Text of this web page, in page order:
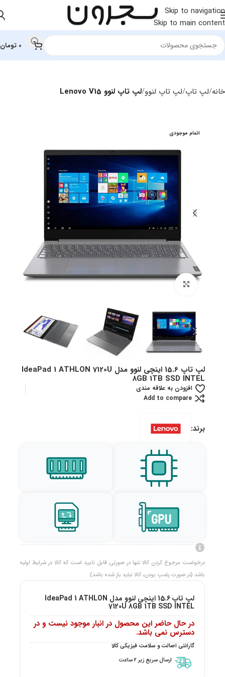
Skip to navigation
Skip to main content
0 تومان
خانه لپ تاپ لپ‌ تاپ لنوو لپ تاپ لنوو Lenovo V15
اتمام موجودی
بزرگنمایی تصویر
لپ تاپ 15.6 اینچی لنوو مدل IdeaPad 1 ATHLON 7120U
8GB 1TB SSD INTEL
افزودن به علاقه مندی
Add to compare
برند:
درخواست مرجوع کردن کالا تنها در صورتی قابل تایید است که کالا در شرایط اولیه
باشد (در صورت پلمپ بودن، کالا نباید باز شده باشد).
لپ تاپ 15.6 اینچی لنوو مدل IdeaPad 1 ATHLON
7120U 8GB 1TB SSD INTEL
در حال حاضر این محصول در انبار موجود نیست و در
دسترس نمی باشد.
گارانتی اصالت و سلامت فیزیکی کالا
ارسال سریع زیر 2 ساعت